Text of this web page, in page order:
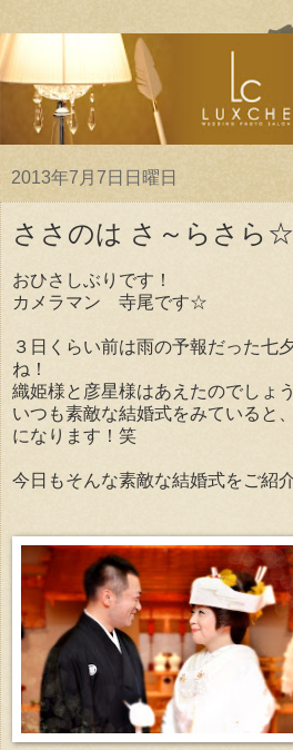
2013年7月7日日曜日
ささのは さ～らさら☆
おひさしぶりです！
カメラマン 寺尾です☆
３日くらい前は雨の予報だった七
ね！
織姫様と彦星様はあえたのでしょ
いつも素敵な結婚式をみていると
になります！笑
今日もそんな素敵な結婚式をご紹